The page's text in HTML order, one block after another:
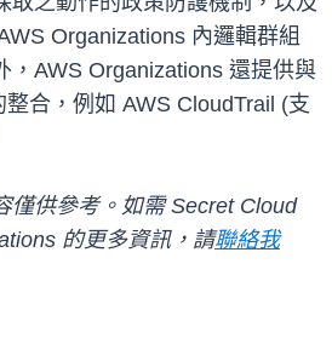
Organizations 內邏輯群組
，AWS Organizations 還提供與
合，例如 AWS CloudTrail (支
僅供參考。如需 Secret Cloud
的更多資訊，請聯絡我